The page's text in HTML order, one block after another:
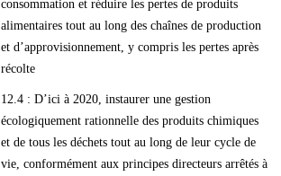
consommation et réduire les pertes de produits
alimentaires tout au long des chaînes de production
et d’approvisionnement, y compris les pertes après
récolte
12.4 : D’ici à 2020, instaurer une gestion
écologiquement rationnelle des produits chimiques
et de tous les déchets tout au long de leur cycle de
vie, conformément aux principes directeurs arrêtés à